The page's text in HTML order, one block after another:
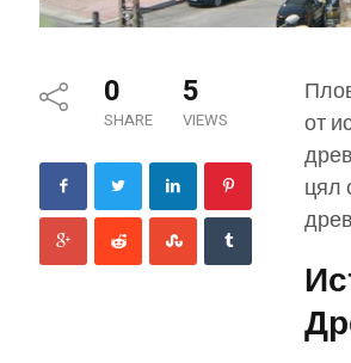
0
SHARE
5
VIEWS
от
цял